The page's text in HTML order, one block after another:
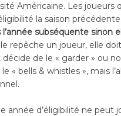
Américaine. Les
la saison précédente.
subséquente sinon
repêche un joueur, elle
de le « garder » ou
« bells & whistles », mais
année d’éligibilité ne peut